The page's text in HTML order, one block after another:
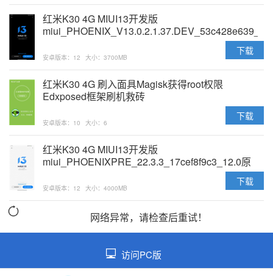
红米K30 4G MIUI13开发版
安卓版本：12 大小：3700MB
下载
红米K30 4G 刷入面具Magisk获得root权限
Edxposed框架刷机救砖
安卓版本：10 大小：6
下载
红米K30 4G MIUI13开发版
miui_PHOENIXPRE_22.3.3_17cef8f9c3_12.0原
安卓版本：12 大小：4000MB
下载
网络异常，请检查后重试！
访问PC版